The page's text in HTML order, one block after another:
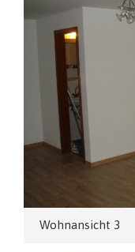
Wohnansicht 3